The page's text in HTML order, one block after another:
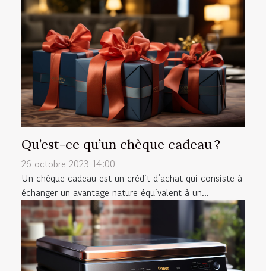
Qu’est-ce qu’un chèque cadeau ?
26 octobre 2023 14:00
Un chèque cadeau est un crédit d’achat qui consiste à
échanger un avantage nature équivalent à un...